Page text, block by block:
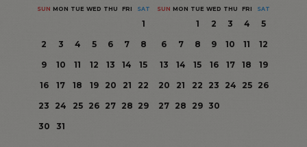
SUN MON TUE WED THU FRI SAT
1
2
3 4 5 6 7
8
9
10 11 12 13 14
15
16
17 18 19 20 21
22
23
24 25 26 27 28 29
30
31
SUN MON TUE WED THU FRI SAT
1 2 3 4
5
6
7 8 9 10 11
12
13
14 15 16 17 18
19
20
21 22 23 24 25
26
27 28 29 30